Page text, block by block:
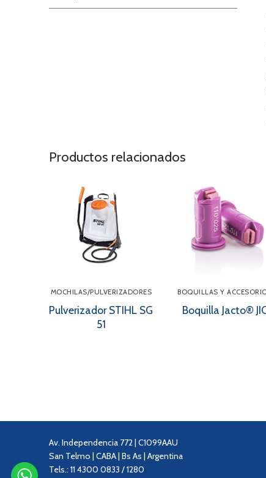
Productos relacionados
MOCHILAS/PULVERIZADORES
Pulverizador STIHL SG
51
BOQUILLAS Y
Boquilla Jacto®
Av. Independencia 772 | C1099AAU
San Telmo | CABA | Bs As | Argentina
Tels.: 11 4300 0833 / 1280